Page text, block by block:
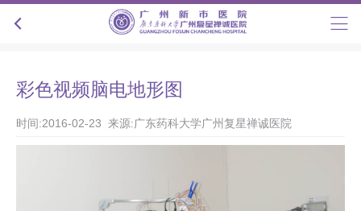
彩色视频脑电地形图
时间:2016-02-23 来源:广东药科大学广州复星禅诚医院